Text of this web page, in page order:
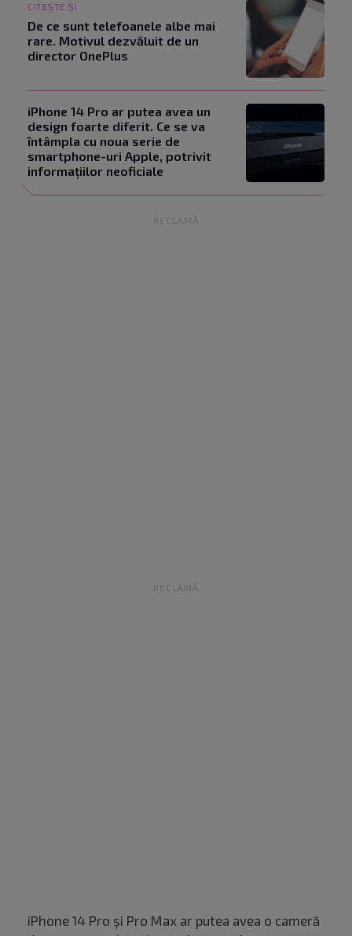
CITEȘTE ȘI
De ce sunt telefoanele albe mai
rare. Motivul dezvăluit de un
director OnePlus
iPhone 14 Pro ar putea avea un
design foarte diferit. Ce se va
întâmpla cu noua serie de
smartphone-uri Apple, potrivit
informațiilor neoficiale
RECLAMĂ
RECLAMĂ
iPhone 14 Pro și Pro Max ar putea avea o cameră